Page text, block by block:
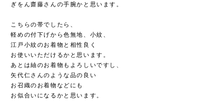
ぎをん齋藤さんの手腕かと思います。
こちらの帯でしたら、
軽めの付下げから色無地、小紋、
江戸小紋のお着物と相性良く
お使いいただけるかと思います。
あとは紬のお着物もよろしいですし、
矢代仁さんのような品の良い
お召織のお着物などにも
お似合いになるかと思います。